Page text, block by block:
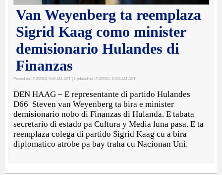
Van Weyenberg ta reemplaza
Sigrid Kaag como minister
demisionario Hulandes di
Finanzas
Posted on 1/10/2024, 9:49 AM AST | Updated on 1/10/2024, 10:08 AM AST
DEN HAAG – E representante di partido Hulandes
D66 Steven van Weyenberg ta bira e minister
demisionario nobo di Finanzas di Hulanda. E tabata
secretario di estado pa Cultura y Media luna pasa. E ta
reemplaza colega di partido Sigrid Kaag cu a bira
diplomatico atrobe pa bay traha cu Nacionan Uni.